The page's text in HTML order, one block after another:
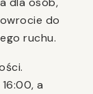
do
ruchu.
a